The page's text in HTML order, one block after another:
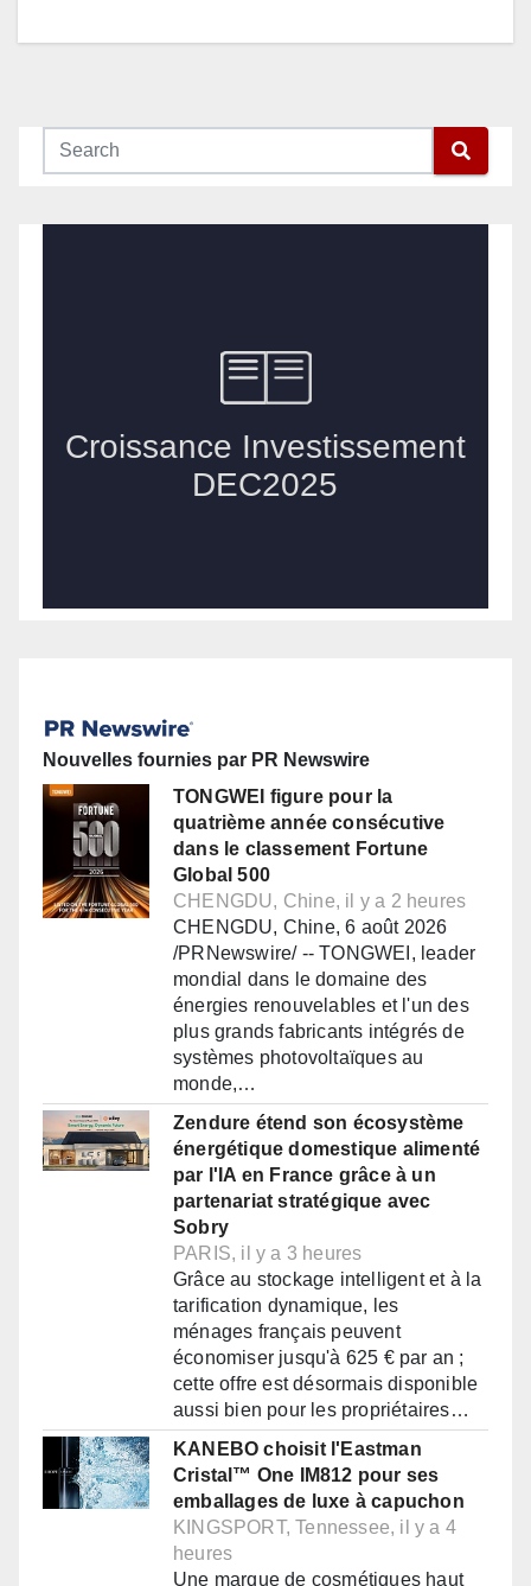
Nouvelles fournies par PR Newswire
TONGWEI figure pour la
quatrième année consécutive
dans le classement Fortune
Global 500
CHENGDU, Chine, il y a 2 heures
CHENGDU, Chine, 6 août 2026
/PRNewswire/ -- TONGWEI, leader
mondial dans le domaine des
énergies renouvelables et l'un des
plus grands fabricants intégrés de
systèmes photovoltaïques au
monde,…
Zendure étend son écosystème
énergétique domestique alimenté
par l'IA en France grâce à un
partenariat stratégique avec
Sobry
PARIS, il y a 3 heures
Grâce au stockage intelligent et à la
tarification dynamique, les
ménages français peuvent
économiser jusqu'à 625 € par an ;
cette offre est désormais disponible
aussi bien pour les propriétaires…
KANEBO choisit l'Eastman
Cristal™ One IM812 pour ses
emballages de luxe à capuchon
KINGSPORT, Tennessee, il y a 4
heures
Une marque de cosmétiques haut